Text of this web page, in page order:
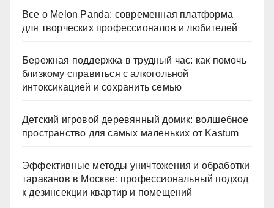
Все о Melon Panda: современная платформа
для творческих профессионалов и любителей
Бережная поддержка в трудный час: как помочь
близкому справиться с алкогольной
интоксикацией и сохранить семью
Детский игровой деревянный домик: волшебное
пространство для самых маленьких от Kastum
Эффективные методы уничтожения и обработки
тараканов в Москве: профессиональный подход
к дезинсекции квартир и помещений